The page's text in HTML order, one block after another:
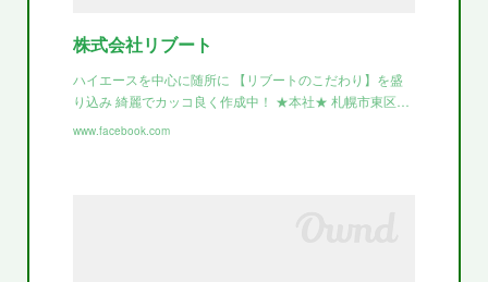
株式会社リブート
ハイエースを中心に随所に 【リブートのこだわり】を盛
り込み 綺麗でカッコ良く作成中！ ★本社★ 札幌市東区…
www.facebook.com